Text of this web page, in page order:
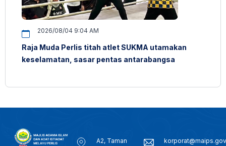
2026/08/04 9:04 AM
Raja Muda Perlis titah atlet SUKMA utamakan
keselamatan, sasar pentas antarabangsa
A2, Taman